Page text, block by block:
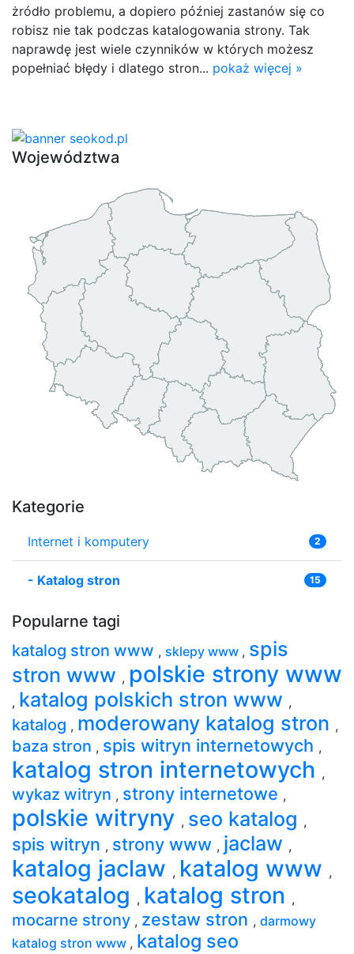
żródło problemu, a dopiero później zastanów się co
robisz nie tak podczas katalogowania strony. Tak
naprawdę jest wiele czynników w których możesz
popełniać błędy i dlatego stron... pokaż więcej »
Województwa
Kategorie
Internet i komputery 2
- Katalog stron 15
Popularne tagi
katalog stron www , sklepy www , spis
stron www , polskie strony www
, katalog polskich stron www ,
katalog , moderowany katalog stron ,
baza stron , spis witryn internetowych ,
katalog stron internetowych ,
wykaz witryn , strony internetowe ,
polskie witryny , seo katalog ,
spis witryn , strony www , jaclaw ,
katalog jaclaw , katalog www ,
seokatalog , katalog stron ,
mocarne strony , zestaw stron , darmowy
katalog stron www , katalog seo